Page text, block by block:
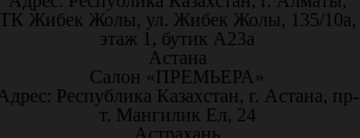
Жибек Жолы, ул. Жибек Жолы, 135/10а,
этаж 1, бутик А23а
Астана
Салон «ПРЕМЬЕРА»
Республика Казахстан, г. Астана, пр-
т. Мангилик Ел, 24
Астрахань